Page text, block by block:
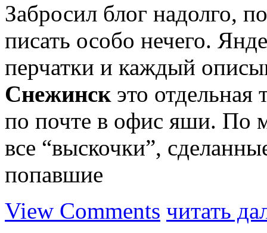
Забросил блог надолго,
писать особо нечего.
перчатки и каждый
Снежинскэто
по почте в офис яши. По
все “выскочки”,
попавшие
View Comments читать